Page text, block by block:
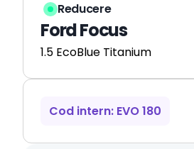
Reducere
Ford Focus
1.5 EcoBlue Titanium
Cod intern: EVO 180